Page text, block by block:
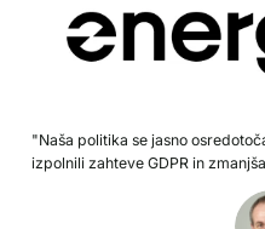
"Naša politika se jasno
izpolnili zahteve GDPR in